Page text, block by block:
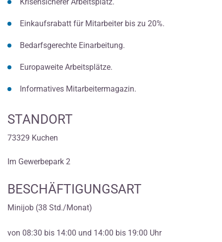
Krisensicherer Arbeitsplatz.
Einkaufsrabatt für Mitarbeiter bis zu 20%.
Bedarfsgerechte Einarbeitung.
Europaweite Arbeitsplätze.
Informatives Mitarbeitermagazin.
STANDORT
73329 Kuchen
Im Gewerbepark 2
BESCHÄFTIGUNGSART
Minijob (38 Std./Monat)
von 08:30 bis 14:00 und 14:00 bis 19:00 Uhr